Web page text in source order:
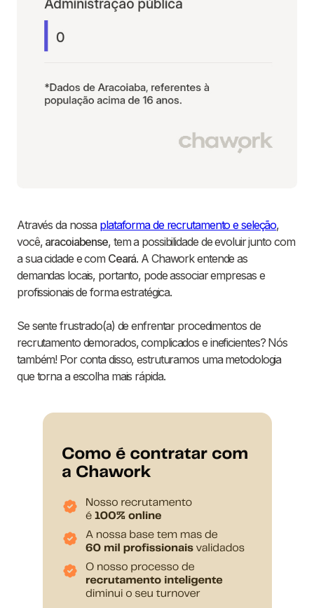
Através da nossa plataforma de recrutamento e seleção,
você, aracoiabense, tem a possibilidade de evoluir junto com
a sua cidade e com Ceará. A Chawork entende as
demandas locais, portanto, pode associar empresas e
profissionais de forma estratégica.
Se sente frustrado(a) de enfrentar procedimentos de
recrutamento demorados, complicados e ineficientes? Nós
também! Por conta disso, estruturamos uma metodologia
que torna a escolha mais rápida.